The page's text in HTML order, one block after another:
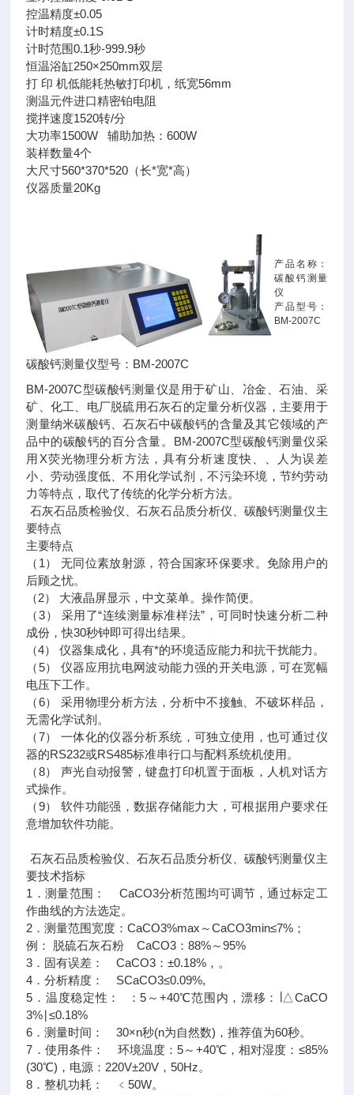
控温精度±0.05
计时精度±0.1S
计时范围0.1秒-999.9秒
恒温浴缸250×250mm双层
打 印 机低能耗热敏打印机，纸宽56mm
测温元件进口精密铂电阻
搅拌速度1520转/分
大功率1500W 辅助加热：600W
装样数量4个
大尺寸560*370*520（长*宽*高）
仪器质量20Kg
产品名称：
碳酸钙测量
仪
产品型号：
BM-2007C
碳酸钙测量仪型号：BM-2007C
BM-2007C型碳酸钙测量仪是用于矿山、冶金、石油、采
矿、化工、电厂脱硫用石灰石的定量分析仪器，主要用于
测量纳米碳酸钙、石灰石中碳酸钙的含量及其它领域的产
品中的碳酸钙的百分含量。BM-2007C型碳酸钙测量仪采
用X荧光物理分析方法，具有分析速度快、、人为误差
小、劳动强度低、不用化学试剂，不污染环境，节约劳动
力等特点，取代了传统的化学分析方法。
石灰石品质检验仪、石灰石品质分析仪、碳酸钙测量仪主
要特点
主要特点
（1） 无同位素放射源，符合国家环保要求。免除用户的
后顾之忧。
（2） 大液晶屏显示，中文菜单。操作简便。
（3） 采用了“连续测量标准样法”，可同时快速分析二种
成份，快30秒钟即可得出结果。
（4） 仪器集成化，具有*的环境适应能力和抗干扰能力。
（5） 仪器应用抗电网波动能力强的开关电源，可在宽幅
电压下工作。
（6） 采用物理分析方法，分析中不接触、不破坏样品，
无需化学试剂。
（7） 一体化的仪器分析系统，可独立使用，也可通过仪
器的RS232或RS485标准串行口与配料系统机使用。
（8） 声光自动报警，键盘打印机置于面板，人机对话方
式操作。
（9） 软件功能强，数据存储能力大，可根据用户要求任
意增加软件功能。
石灰石品质检验仪、石灰石品质分析仪、碳酸钙测量仪主
要技术指标
1．测量范围： CaCO3分析范围均可调节，通过标定工
作曲线的方法选定。
2．测量范围宽度：CaCO3%max～CaCO3min≤7%；
例： 脱硫石灰石粉 CaCO3：88%～95%
3．固有误差： CaCO3：±0.18%，。
4．分析精度： SCaCO3≤0.09%,
5．温度稳定性： ：5～+40℃范围内，漂移：∣△CaCO
3%∣≤0.18%
6．测量时间： 30×n秒(n为自然数)，推荐值为60秒。
7．使用条件： 环境温度：5～+40℃，相对湿度：≤85%
(30℃)，电源：220V±20V，50Hz。
8．整机功耗： ﹤50W。